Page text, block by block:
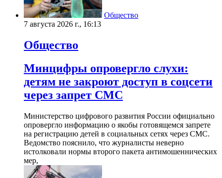
Общество
7 августа 2026 г., 16:13
Общество
Минцифры опровергло слухи:
детям не закроют доступ в соцсети
через запрет СМС
Министерство цифрового развития России официально
опровергло информацию о якобы готовящемся запрете
на регистрацию детей в социальных сетях через СМС.
Ведомство пояснило, что журналисты неверно
истолковали нормы второго пакета антимошеннических
мер,